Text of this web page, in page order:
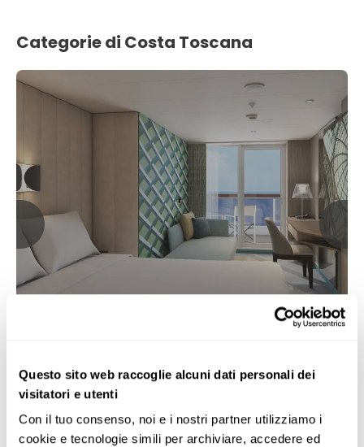
Questo sito web raccoglie alcuni dati personali dei
visitatori e utenti
Con il tuo consenso, noi e i nostri partner utilizziamo i
cookie e tecnologie simili per archiviare, accedere ed
Categorie di Costa Toscana
L’immagine è solo rappresentativa; dimensioni,
layout e arredi possono variare (all’interno della
stessa categoria di cabina).